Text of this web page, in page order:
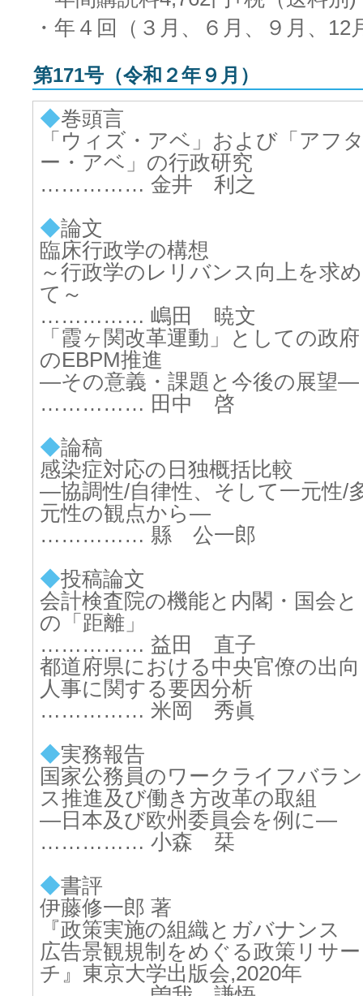
・年４回（３月、６月、９月、12
第171号（令和２年９月）
◆巻頭言
「ウィズ・アベ」および「アフ
ー・アベ」の行政研究
…………… 金井 利之
◆論文
臨床行政学の構想
～行政学のレリバンス向上を求め
て～
…………… 嶋田 暁文
「霞ヶ関改革運動」としての政府
のEBPM推進
―その意義・課題と今後の展望―
…………… 田中 啓
◆論稿
感染症対応の日独概括比較
―協調性/自律性、そして一元性/
元性の観点から―
…………… 縣 公一郎
◆投稿論文
会計検査院の機能と内閣・国会と
の「距離」
…………… 益田 直子
都道府県における中央官僚の出向
人事に関する要因分析
…………… 米岡 秀眞
◆実務報告
国家公務員のワークライフバラン
ス推進及び働き方改革の取組
―日本及び欧州委員会を例に―
…………… 小森 栞
◆書評
伊藤修一郎 著
『政策実施の組織とガバナンス
広告景観規制をめぐる政策リサー
チ』東京大学出版会,2020年